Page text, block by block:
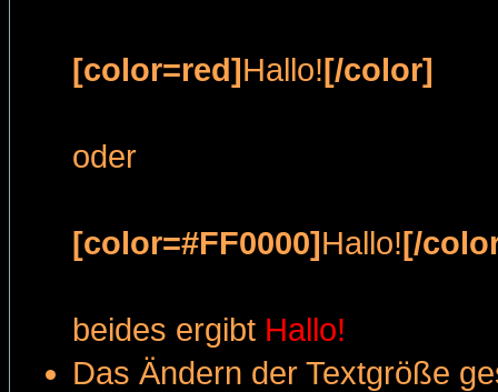
[color=red]Hallo![/color]
oder
[color=#FF0000]Hallo![/
beides ergibt Hallo!
Das Ändern der Textgröße